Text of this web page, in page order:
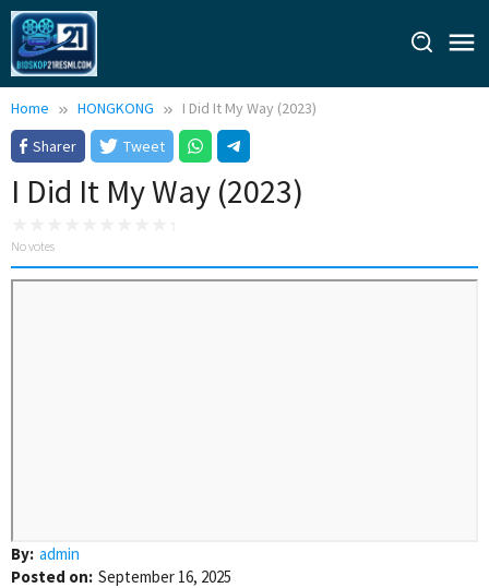
Skip
content
Home HONGKONG
I Did It My Way (2023)
Sharer
Tweet
I Did It My Way (2023)
No votes
By: admin
Posted on: September 16, 2025